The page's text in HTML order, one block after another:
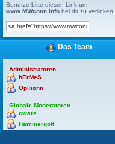
Benutze bitte diesen Link um
www.MWconn.info bei dir zu verlinken:
Das Team
Administratoren
hErMeS
Opilionn
Globale Moderatoren
cware
Hammergott